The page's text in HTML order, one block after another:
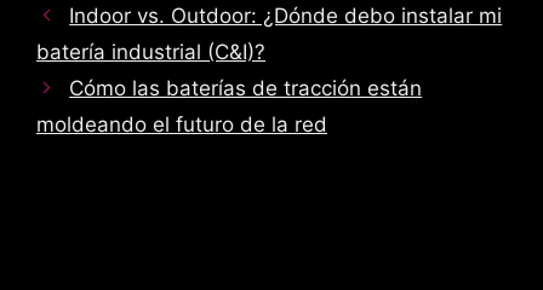
,
d
e
j
Indoor vs. Outdoor: ¿Dónde debo instalar mi
batería industrial (C&I)?
Cómo las baterías de tracción están
moldeando el futuro de la red